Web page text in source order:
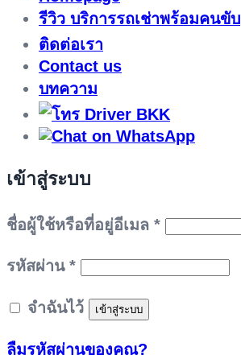
รีวิว บริการรถเช่าพร้อมคนขับ
ติดต่อเรา
Contact us
บทความ
เข้าสู่ระบบ
ชื่อผู้ใช้หรือที่อยู่อีเมล *ต้องการ
รหัสผ่าน *ต้องการ
จำฉันไว้ เข้าสู่ระบบ
ลืมรหัสผ่านของคุณ?